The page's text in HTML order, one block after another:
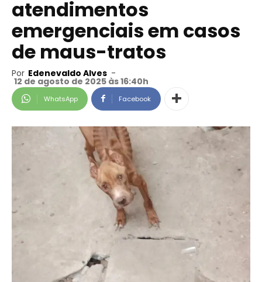
atendimentos
emergenciais em casos
de maus-tratos
Por Edenevaldo Alves -
12 de agosto de 2025 às 16:40h
WhatsApp Facebook